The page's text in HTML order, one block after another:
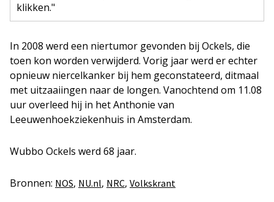
klikken."
In 2008 werd een niertumor gevonden bij Ockels, die
toen kon worden verwijderd. Vorig jaar werd er echter
opnieuw niercelkanker bij hem geconstateerd, ditmaal
met uitzaaiingen naar de longen. Vanochtend om 11.08
uur overleed hij in het Anthonie van
Leeuwenhoekziekenhuis in Amsterdam.
Wubbo Ockels werd 68 jaar.
Bronnen: NOS, NU.nl, NRC, Volkskrant